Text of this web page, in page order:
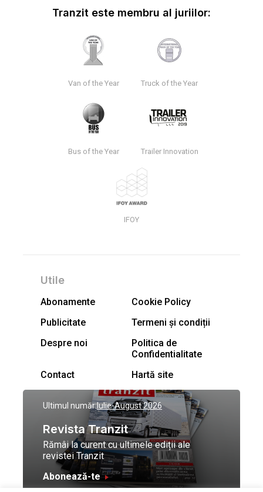
Tranzit este membru al juriilor:
Van of the Year Truck of the Year
Bus of the Year Trailer Innovation
IFOY
Utile
Abonamente
Cookie Policy
Publicitate
Termeni și condiții
Despre noi
Politica de
Confidentialitate
Contact
Hartă site
Ultimul număr:Iulie-August 2026
Revista Tranzit
Rămâi la curent cu ultimele ediții ale
revistei Tranzit
Abonează-te